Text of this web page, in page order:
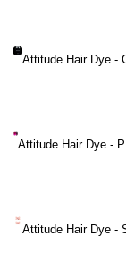
2 x 135ml